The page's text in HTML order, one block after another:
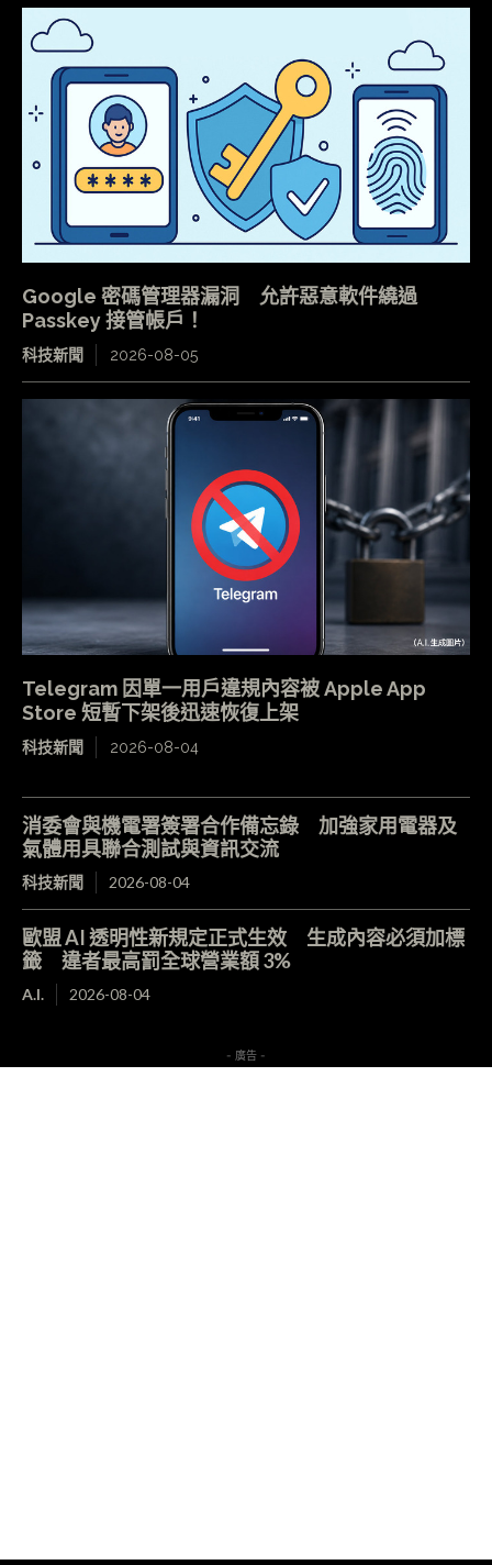
Google 密碼管理器漏洞 允許惡意軟件繞過
Passkey 接管帳戶！
科技新聞 2026-08-05
Telegram 因單一用戶違規內容被 Apple App
Store 短暫下架後迅速恢復上架
科技新聞 2026-08-04
消委會與機電署簽署合作備忘錄 加強家用電器及
氣體用具聯合測試與資訊交流
科技新聞 2026-08-04
歐盟 AI 透明性新規定正式生效 生成內容必須加標
籤 違者最高罰全球營業額 3%
A.I. 2026-08-04
- 廣告 -